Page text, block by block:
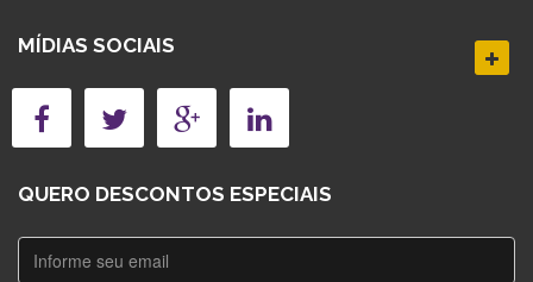
MÍDIAS SOCIAIS
QUERO DESCONTOS ESPECIAIS